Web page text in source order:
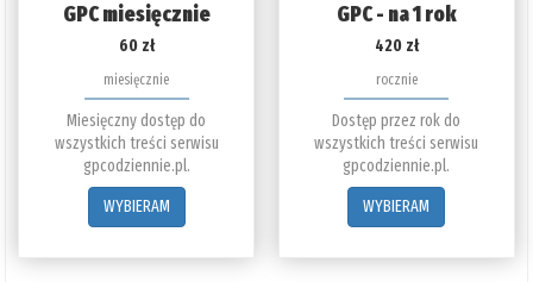
GPC miesięcznie
60 zł
miesięcznie
Miesięczny dostęp do
wszystkich treści serwisu
gpcodziennie.pl.
WYBIERAM
GPC - na 1 rok
420 zł
rocznie
Dostęp przez rok do
wszystkich treści serwisu
gpcodziennie.pl.
WYBIERAM